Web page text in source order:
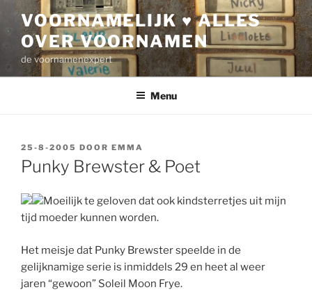
inhoud
VOORNAMELIJK ♥ ALLES
OVER VOORNAMEN
de voornamenexpert
Menu
GEPLAATST
OP
25-8-2005 DOOR EMMA
Punky Brewster & Poet
Moeilijk te geloven dat ook kindsterretjes uit mijn
tijd moeder kunnen worden.
Het meisje dat Punky Brewster speelde in de
gelijknamige serie is inmiddels 29 en heet al weer
jaren “gewoon” Soleil Moon Frye.